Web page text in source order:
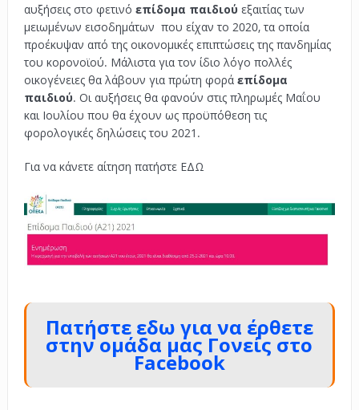
αυξήσεις στο φετινό επίδομα παιδιού εξαιτίας των
μειωμένων εισοδημάτων που είχαν το 2020, τα οποία
προέκυψαν από της οικονομικές επιπτώσεις της πανδημίας
του κορονοϊού. Μάλιστα για τον ίδιο λόγο πολλές
οικογένειες θα λάβουν για πρώτη φορά επίδομα
παιδιού. Οι αυξήσεις θα φανούν στις πληρωμές Μαΐου
και Ιουλίου που θα έχουν ως προϋπόθεση τις
φορολογικές δηλώσεις του 2021.
Για να κάνετε αίτηση πατήστε ΕΔΩ
Πατήστε εδω για να έρθετε
στην ομάδα μας Γονείς στο
Facebook